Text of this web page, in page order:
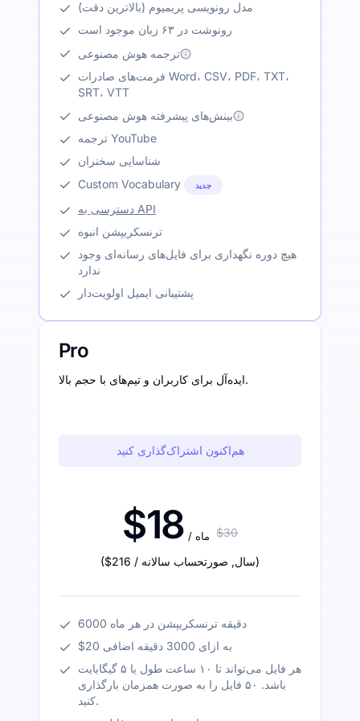
مدل رونویسی پریمیوم (بالاترین دقت)
رونوشت در ۶۳ زبان موجود است
ترجمه هوش مصنوعی
فرمت‌های صادرات Word، CSV، PDF، TXT،
SRT، VTT
بینش‌های پیشرفته هوش مصنوعی
ترجمه YouTube
شناسایی سخنران
Custom Vocabulary
جدید
دسترسی به API
ترنسکریپشن انبوه
هیچ دوره نگهداری برای فایل‌های رسانه‌ای وجود
ندارد
پشتیبانی ایمیل اولویت‌دار
Pro
ایده‌آل برای کاربران و تیم‌های با حجم بالا.
هم‌اکنون اشتراک‌گذاری کنید
$18 / ماه $30
($216 / سال, صورتحساب سالانه )
6000 دقیقه ترنسکریپشن در هر ماه
$20 به ازای 3000 دقیقه اضافی
هر فایل می‌تواند تا ۱۰ ساعت طول یا ۵ گیگابایت
باشد. ۵۰ فایل را به صورت همزمان بارگذاری
کنید.